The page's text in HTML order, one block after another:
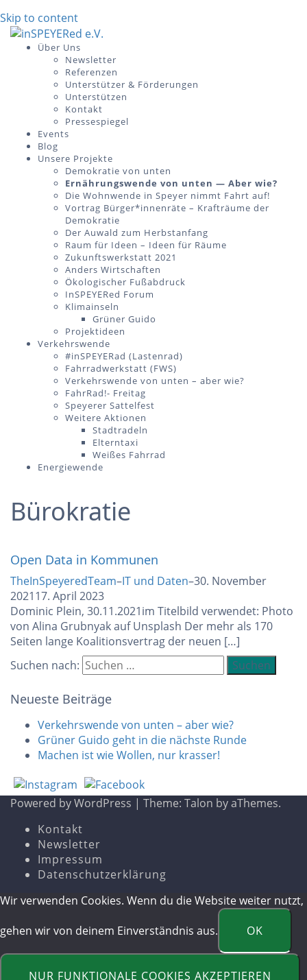
Skip to content
Über Uns
Newsletter
Referenzen
Unterstützer & Förderungen
Unterstützen
Kontakt
Pressespiegel
Events
Blog
Unsere Projekte
Demokratie von unten
Ernährungswende von unten — Aber wie?
Die Wohnwende in Speyer nimmt Fahrt auf!
Vortrag Bürger*innenräte – Krafträume der
Demokratie
Der Auwald zum Herbstanfang
Raum für Ideen – Ideen für Räume
Zukunftswerkstatt 2021
Anders Wirtschaften
Ökologischer Fußabdruck
InSPEYERed Forum
Klimainseln
Grüner Guido
Projektideen
Verkehrswende
#inSPEYERad (Lastenrad)
Fahrradwerkstatt (FWS)
Verkehrswende von unten – aber wie?
FahrRad!- Freitag
Speyerer Sattelfest
Weitere Aktionen
Stadtradeln
Elterntaxi
Weißes Fahrrad
Energiewende
Bürokratie
Open Data in Kommunen
TheInSpeyeredTeam–IT und Daten–30. November
202117. April 2023
Dominic Plein, 30.11.2021im Titelbild verwendet: Photo
von Alina Grubnyak auf Unsplash Der mehr als 170
Seiten lange Koalitionsvertrag der neuen […]
Suchen nach:
Neueste Beiträge
Verkehrswende von unten – aber wie?
Grüner Guido geht in die nächste Runde
Machen ist wie Wollen, nur krasser!
Powered by WordPress | Theme: Talon by aThemes.
Kontakt
Newsletter
Impressum
Datenschutzerklärung
Wir verwenden Cookies. Wenn du die Website weiter nutzt,
gehen wir von deinem Einverständnis aus.
OK
NUR FUNKTIONALE COOKIES AKZEPTIEREN